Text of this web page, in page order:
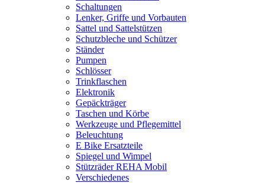
Schaltungen
Lenker, Griffe und Vorbauten
Sattel und Sattelstützen
Schutzbleche und Schützer
Ständer
Pumpen
Schlösser
Trinkflaschen
Elektronik
Gepäckträger
Taschen und Körbe
Werkzeuge und Pflegemittel
Beleuchtung
E Bike Ersatzteile
Spiegel und Wimpel
Stützräder REHA Mobil
Verschiedenes